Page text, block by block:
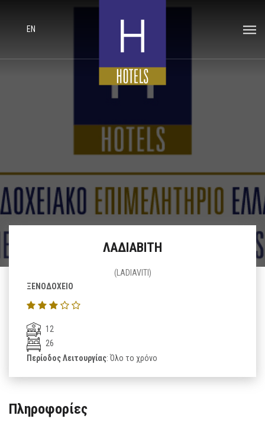
EN
ΛΑΔΙΑΒΙΤΗ
(LADIAVITI)
ΞΕΝΟΔΟΧΕΙΟ
12
26
Περίοδος Λειτουργίας: Όλο το χρόνο
Πληροφορίες